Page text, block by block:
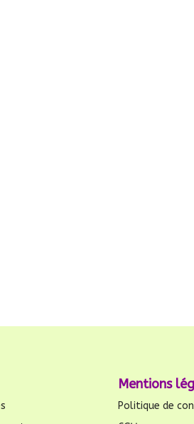
Mentions
Politique de